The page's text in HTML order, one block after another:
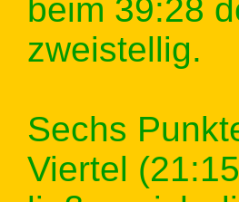
beim 39:28
zweistellig.
Sechs
Viertel